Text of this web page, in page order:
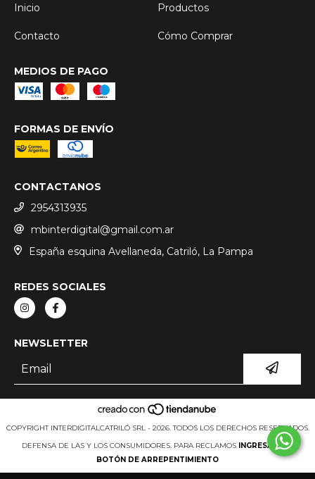
Inicio
Productos
Contacto Cómo Comprar
MEDIOS DE PAGO
FORMAS DE ENVÍO
CONTACTANOS
2954313935
mbinterdigital@gmail.com.ar
España esquina Avellaneda, Catriló, La Pampa
REDES SOCIALES
NEWSLETTER
COPYRIGHT INTERDIGITALCATRILÓ SRL - 2026. TODOS LOS DERECHOS RESERVADOS.
DEFENSA DE LAS Y LOS CONSUMIDORES. PARA RECLAMOS INGRESÁ ACÁ.
BOTÓN DE ARREPENTIMIENTO